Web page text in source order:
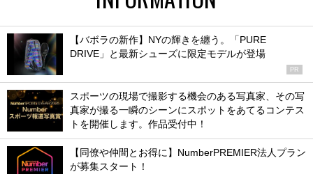
【バボラの新作】NYの輝きを纏う。「PURE
DRIVE」と最新シューズに限定モデルが登場
PR
スポーツの現場で撮影する機会のある写真家、その写
真家が撮る一瞬のシーンにスポットをあてるコンテス
トを開催します。作品受付中！
【同僚や仲間とお得に】NumberPREMIER法人プラン
が募集スタート！